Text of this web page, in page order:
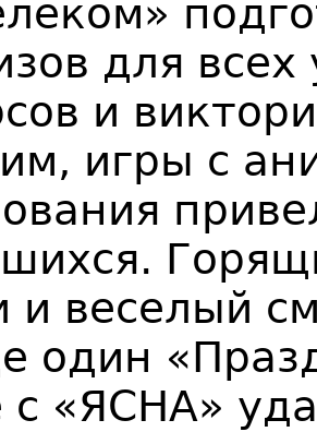
для всех
и
игры с
и веселый
один
с «ЯСНА»